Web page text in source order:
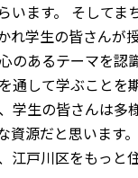
います。 そして
学生の皆さんが
のあるテーマを認
して学ぶことを
学生の皆さんは多
資源だと思います
江戸川区をもっと